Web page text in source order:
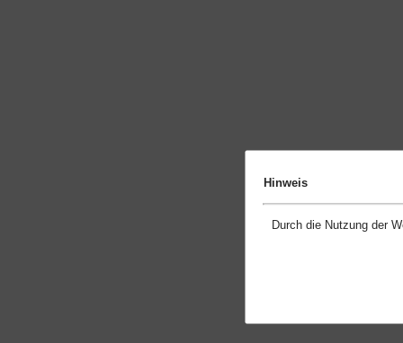
Hinweis
Durch die Nutzung der